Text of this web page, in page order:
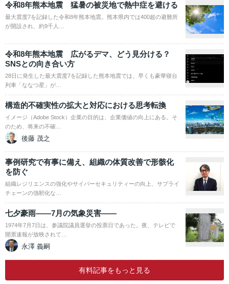
令和8年熊本地震 猛暑の被災地で熱中症を避ける
最大震度7を記録した令和8年熊本地震。熊本県内では400超の避難所
が開設され、約9千人…
令和8年熊本地震 広がるデマ、どう見分ける？
SNSとの向き合い方
28日に発生した最大震度7を記録した熊本地震では、早くも豪華寝台
列車「ななつ星」が…
構造的不確実性の拡大と対応における思考転換
イメージ（Adobe Stock）企業の目的は、企業価値の向上にある。そ
のため、将来の不確…
後藤 茂之
事例研究で有事に備え、組織の体質改善で形骸化
を防ぐ
組織レジリエンスの強化やサイバーセキュリティーの向上、サプライ
チェーンの強靭化な…
七夕豪雨――7月の気象災害――
1974年7月7日は、参議院議員選挙の投票日であった。夜、テレビで
開票速報が放映されて…
永澤 義嗣
有料記事をもっと見る